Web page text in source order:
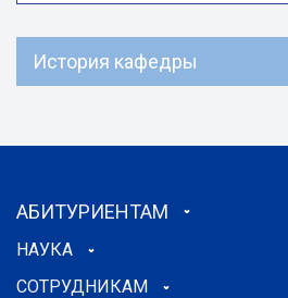
История кафедры
АБИТУРИЕНТАМ
НАУКА
СОТРУДНИКАМ